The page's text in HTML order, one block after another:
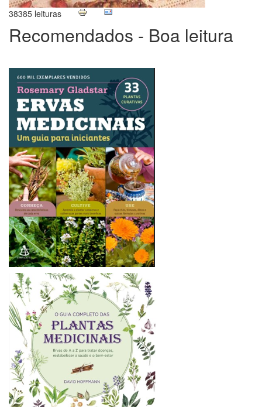
38385 leituras
Recomendados - Boa leitura